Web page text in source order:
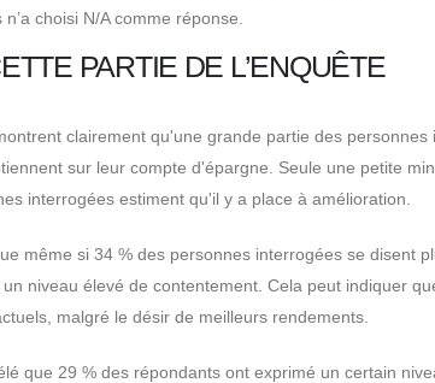
choisi N/A comme réponse.
PARTIE DE L’ENQUÊTE
clairement qu'une grande partie des
sur leur compte d'épargne. Seule une petite
interrogées estiment qu'il y a place à amélioration.
même si 34 % des personnes interrogées se disent
niveau élevé de contentement. Cela peut indiquer
malgré le désir de meilleurs rendements.
que 29 % des répondants ont exprimé un certain